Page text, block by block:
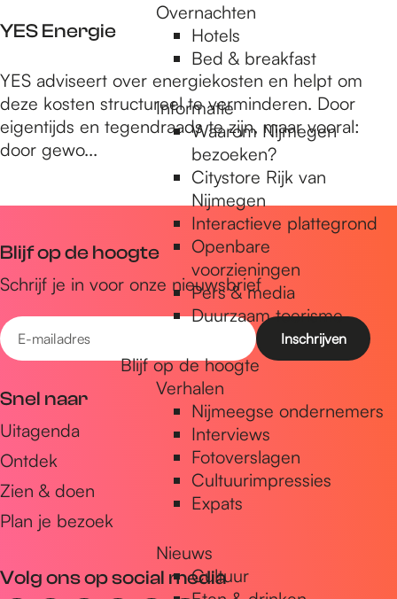
Overnachten
Hotels
Bed & breakfast
Informatie
Waarom Nijmegen
bezoeken?
Citystore Rijk van
Nijmegen
Interactieve plattegrond
Openbare
voorzieningen
Pers & media
Duurzaam toerisme
Blijf op de hoogte
Verhalen
Nijmeegse ondernemers
Interviews
Fotoverslagen
Cultuurimpressies
Expats
Nieuws
Cultuur
r
c
e
s
f
a
c
i
r
i
g
y
o
h
e
k
r
a
o
b
a
n
YES Energie
Y
E
S
E
g
i
e
YES adviseert over energiekosten en helpt om
deze kosten structureel te verminderen. Door
eigentijds en tegendraads te zijn, maar vooral:
door gewo...
Blijf op de hoogte
Schrijf je in voor onze nieuwsbrief
E
-
a
i
l
a
d
e
Snel naar
Uitagenda
Ontdek
Zien & doen
Plan je bezoek
Volg ons op social media